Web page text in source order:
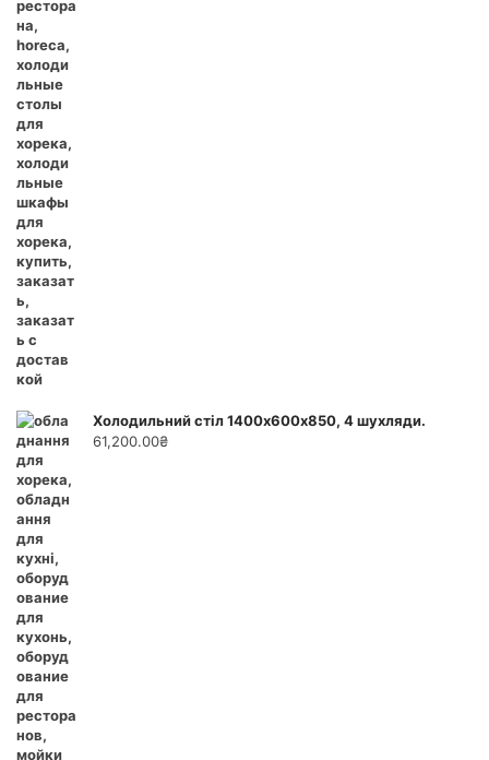
Холодильний стіл 1400х600х850, 4 шухляди.
61,200.00₴